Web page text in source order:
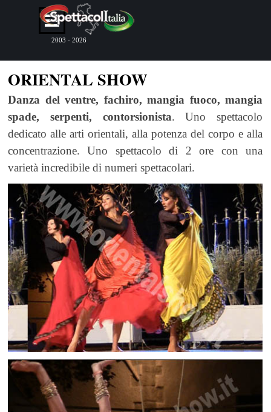
Vai ai contenuti
Salta menù
2003 - 2026
ORIENTAL SHOW
Danza del ventre, fachiro, mangia fuoco, mangia
spade, serpenti, contorsionista. Uno spettacolo
dedicato alle arti orientali, alla potenza del corpo e alla
concentrazione. Uno spettacolo di 2 ore con una
varietà incredibile di numeri spettacolari.